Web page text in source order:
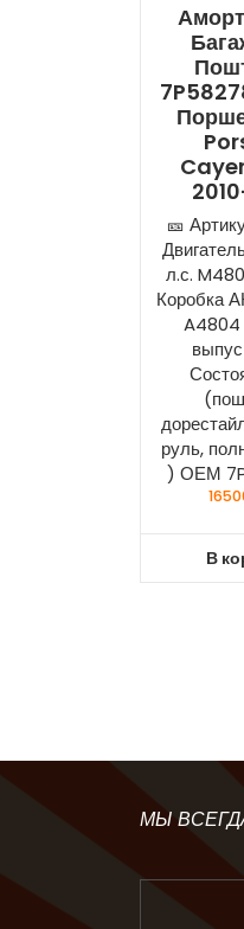
🎫
л.с.
Коробка
A4804
руль,
) ОЕМ
В
МЫ